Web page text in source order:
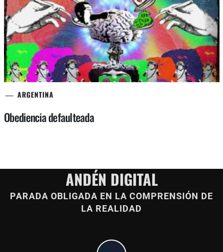
ARGENTINA
Obediencia defaulteada
ANDÉN DIGITAL
PARADA OBLIGADA EN LA COMPRENSIÓN DE
LA REALIDAD